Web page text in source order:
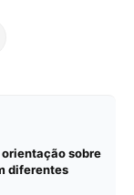
sobre
diferentes